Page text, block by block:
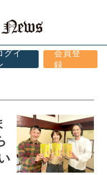
グイ
会員登
録